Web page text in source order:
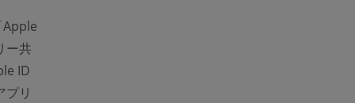
Apple
ー共
ID
プリ